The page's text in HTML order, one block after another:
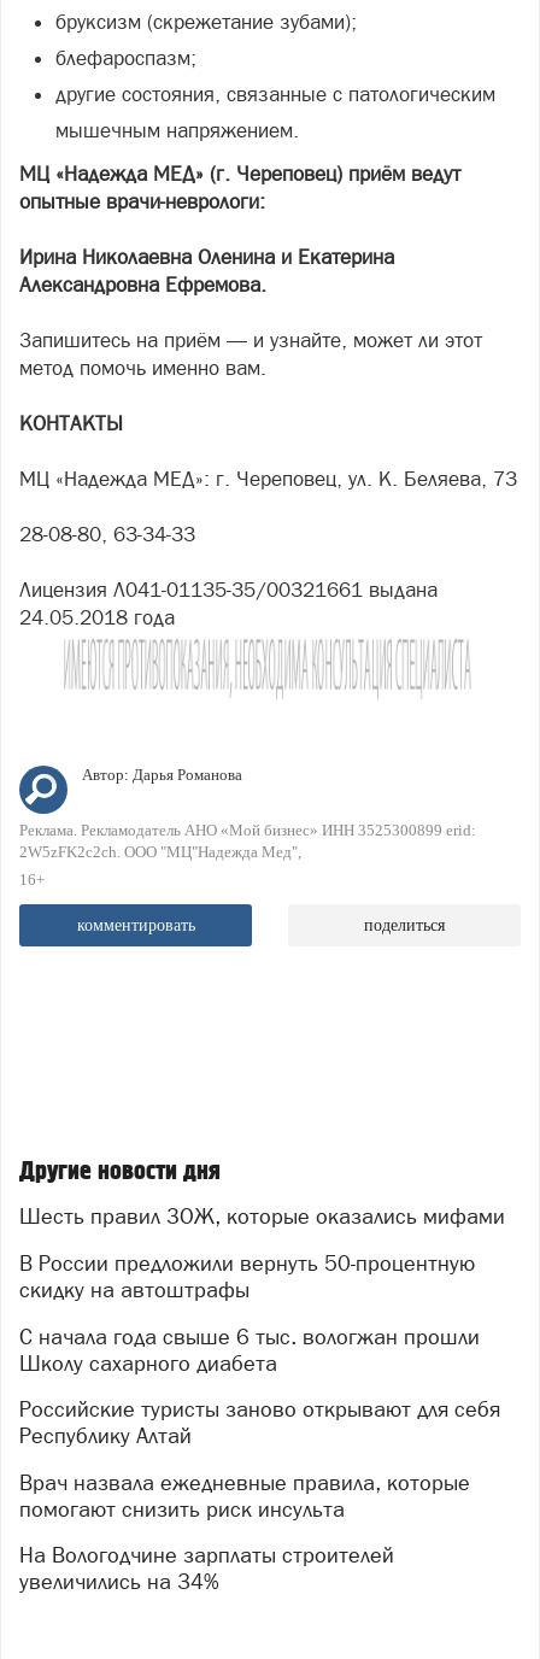
бруксизм (скрежетание зубами);
блефароспазм;
другие состояния, связанные с патологическим
мышечным напряжением.
МЦ «Надежда МЕД» (г. Череповец) приём ведут
опытные врачи-неврологи:
Ирина Николаевна Оленина и Екатерина
Александровна Ефремова.
Запишитесь на приём — и узнайте, может ли этот
метод помочь именно вам.
КОНТАКТЫ
МЦ «Надежда МЕД»: г. Череповец, ул. К. Беляева, 73
28-08-80, 63-34-33
Лицензия Л041-01135-35/00321661 выдана
24.05.2018 года
Автор: Дарья Романова
Реклама. Рекламодатель АНО «Мой бизнес» ИНН 3525300899 erid:
2W5zFK2c2ch. ООО "МЦ"Надежда Мед"
16+
комментировать поделиться
Другие новости дня
Шесть правил ЗОЖ, которые оказались мифами
В России предложили вернуть 50-процентную
скидку на автоштрафы
С начала года свыше 6 тыс. вологжан прошли
Школу сахарного диабета
Российские туристы заново открывают для себя
Республику Алтай
Врач назвала ежедневные правила, которые
помогают снизить риск инсульта
На Вологодчине зарплаты строителей
увеличились на 34%